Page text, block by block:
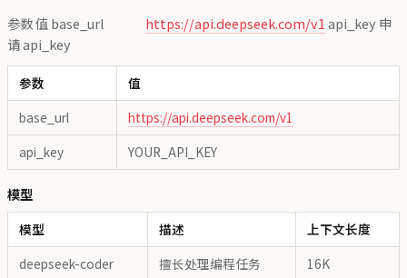
参数 值 base_url https://api.deepseek.com/v1api_key 申
请 api_key
参数
值
base_url
https://api.deepseek.com/v1
api_key
YOUR_API_KEY
模型
模型 描述
上下文长度
deepseek-coder
擅长处理编程任务
16K